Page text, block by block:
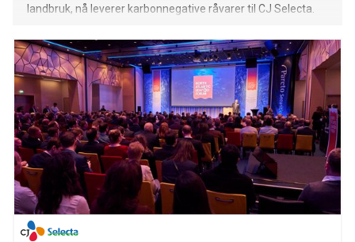
landbruk, nå leverer karbonnegative råvarer til CJ Selecta.